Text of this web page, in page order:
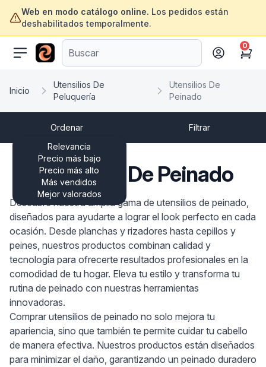
Web en modo catálogo online. Los pedidos están
deshabilitados temporalmente.
ofertasinformatica.com
Cart
0
Inicio
Utensilios De
Peluquería
Utensilios De
Peinado
Ordenar
Relevancia
Precio más bajo
Precio más alto
Más vendidos
Mejor valorados
Filtrar
Utensilios De Peinado
Descubre nuestra amplia gama de utensilios de peinado,
diseñados para ayudarte a lograr el look perfecto en cada
ocasión. Desde planchas y rizadores hasta cepillos y
peines, nuestros productos combinan calidad y
tecnología para ofrecerte resultados profesionales en la
comodidad de tu hogar. Eleva tu estilo y transforma tu
rutina de peinado con nuestras herramientas
innovadoras.
Comprar utensilios de peinado no solo mejora tu
apariencia, sino que también te permite cuidar tu cabello
de manera efectiva. Nuestros productos están diseñados
para minimizar el daño, garantizando un peinado duradero